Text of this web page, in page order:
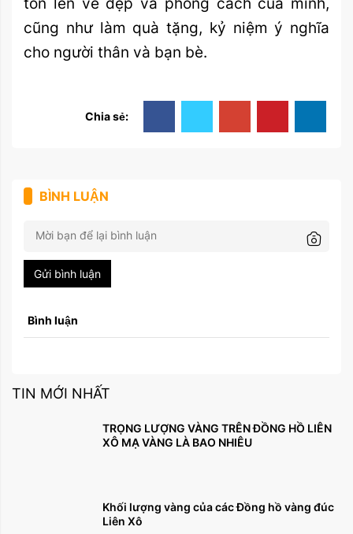
cũng như làm quà tặng, kỷ niệm ý nghĩa
cho người thân và bạn bè.
Chia sẻ:
BÌNH LUẬN
Gửi bình luận
Bình luận
TIN MỚI NHẤT
TRỌNG LƯỢNG VÀNG TRÊN ĐỒNG HỒ LIÊN
XÔ MẠ VÀNG LÀ BAO NHIÊU
Khối lượng vàng của các Đồng hồ vàng đúc
Liên Xô